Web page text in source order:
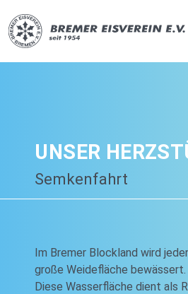
UNSER
Semkenfahrt
Im Bremer Blockland wird
große Weidefläche bewässert.
Diese Wasserfläche dient als